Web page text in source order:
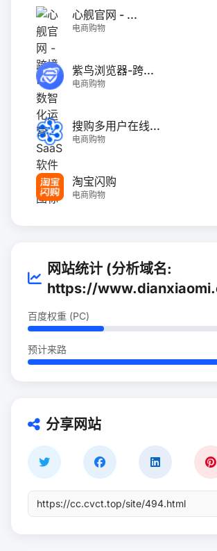
心舰官网 - ...
电商购物
紫鸟浏览器-跨...
电商购物
搜购多用户在线...
电商购物
淘宝闪购
电商购物
网站统计 (分析域名:
https://
百度权重 (PC)
预计来路
分享网站